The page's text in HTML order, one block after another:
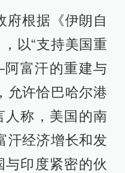
府根据《伊朗自
以“支持美国重
富汗的重建与
允许恰巴哈尔港
人称，美国的南
汗经济增长和发
与印度紧密的伙